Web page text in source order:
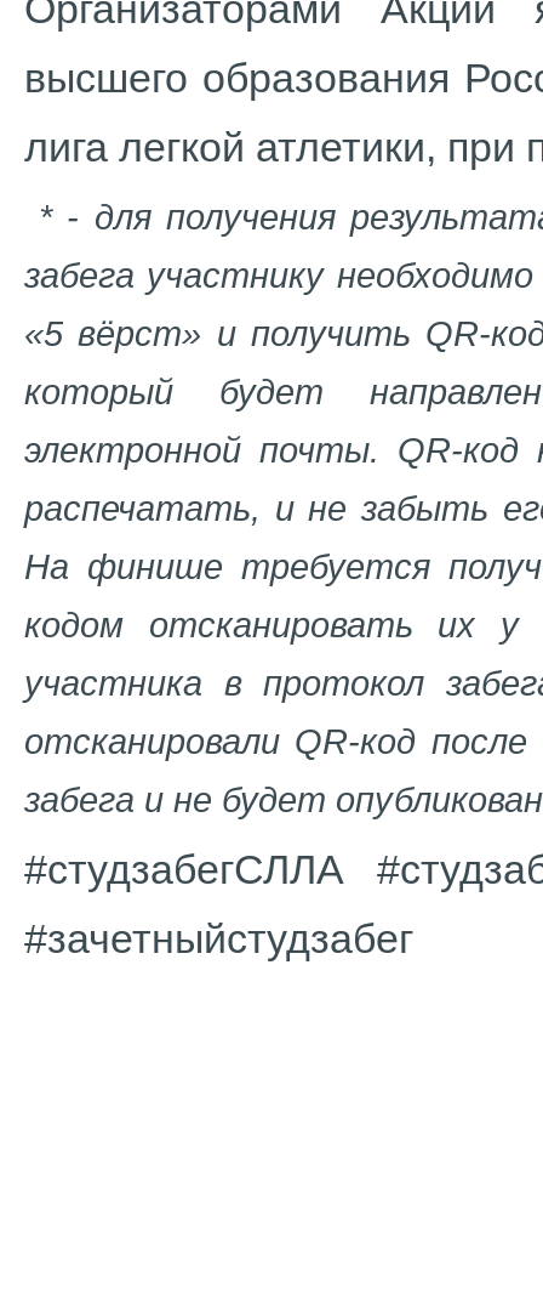
высшего образования
лига легкой атлетики,
* - для получения
забега участнику
«5 вёрст» и получить QR-
который будет
электронной почты. QR-
распечатать, и не забыть
На финише требуется
кодом отсканировать их у
участника в протокол
отсканировали QR-код
забега и не будет
#студзабегСЛЛА
#зачетныйстудзабег